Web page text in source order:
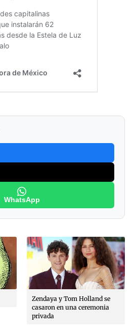
WhatsApp
Zendaya y Tom Holland se
casaron en una ceremonia
privada